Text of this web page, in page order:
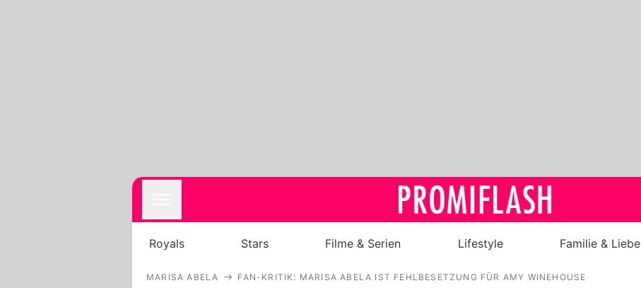
Royals
Royals Stars Filme & Serien Lifestyle Familie & Liebe
MARISA ABELA FAN-KRITIK: MARISA ABELA IST FEHLBESETZUNG FÜR AMY WINEHOUSE